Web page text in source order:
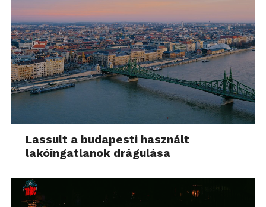
Lassult a budapesti használt
lakóingatlanok drágulása